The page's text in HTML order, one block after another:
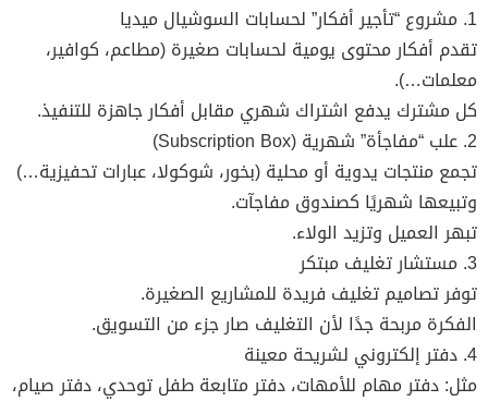
1. مشروع “تأجير أفكار” لحسابات السوشيال ميديا
تقدم أفكار محتوى يومية لحسابات صغيرة (مطاعم، كوافير،
معلمات…).
كل مشترك يدفع اشتراك شهري مقابل أفكار جاهزة للتنفيذ.
2. علب “مفاجأة” شهرية (Subscription Box)
تجمع منتجات يدوية أو محلية (بخور، شوكولا، عبارات تحفيزية…)
وتبيعها شهريًا كصندوق مفاجآت.
تبهر العميل وتزيد الولاء.
3. مستشار تغليف مبتكر
توفر تصاميم تغليف فريدة للمشاريع الصغيرة.
الفكرة مربحة جدًا لأن التغليف صار جزء من التسويق.
4. دفتر إلكتروني لشريحة معينة
مثل: دفتر مهام للأمهات، دفتر متابعة طفل توحدي، دفتر صيام،